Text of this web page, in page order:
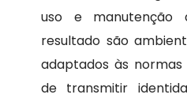
uso e manutenção
resultado são
adaptados às
de transmitir